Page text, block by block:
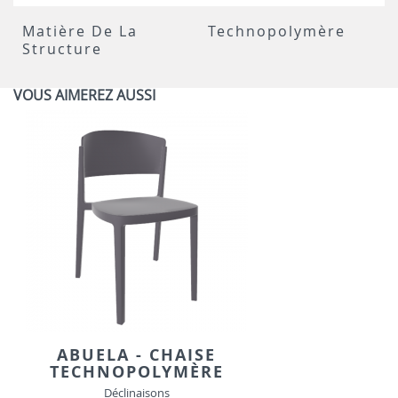
Matière De La
Structure
Technopolymère
VOUS AIMEREZ AUSSI
ABUELA - CHAISE
TECHNOPOLYMÈRE
Déclinaisons